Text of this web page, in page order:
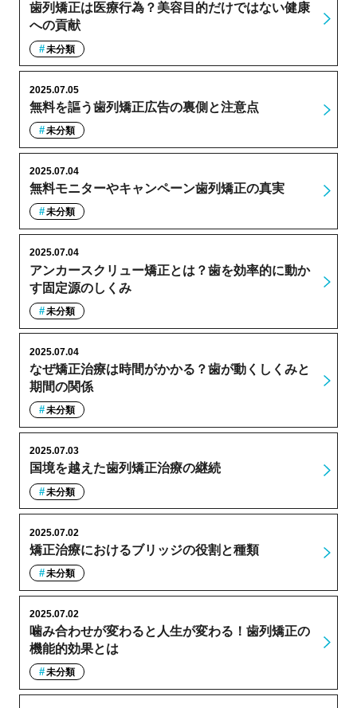
歯列矯正は医療行為？美容目的だけではない健康
への貢献
未分類
無料を謳う歯列矯正広告の裏側と注意点
2025.07.05
未分類
無料モニターやキャンペーン歯列矯正の真実
2025.07.04
未分類
アンカースクリュー矯正とは？歯を効率的に動か
す固定源のしくみ
2025.07.04
未分類
なぜ矯正治療は時間がかかる？歯が動くしくみと
期間の関係
2025.07.04
未分類
国境を越えた歯列矯正治療の継続
2025.07.03
未分類
矯正治療におけるブリッジの役割と種類
2025.07.02
未分類
噛み合わせが変わると人生が変わる！歯列矯正の
機能的効果とは
2025.07.02
未分類